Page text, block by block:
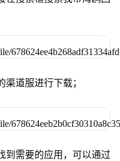
道服进行下载；
到需要的应用，可以通过